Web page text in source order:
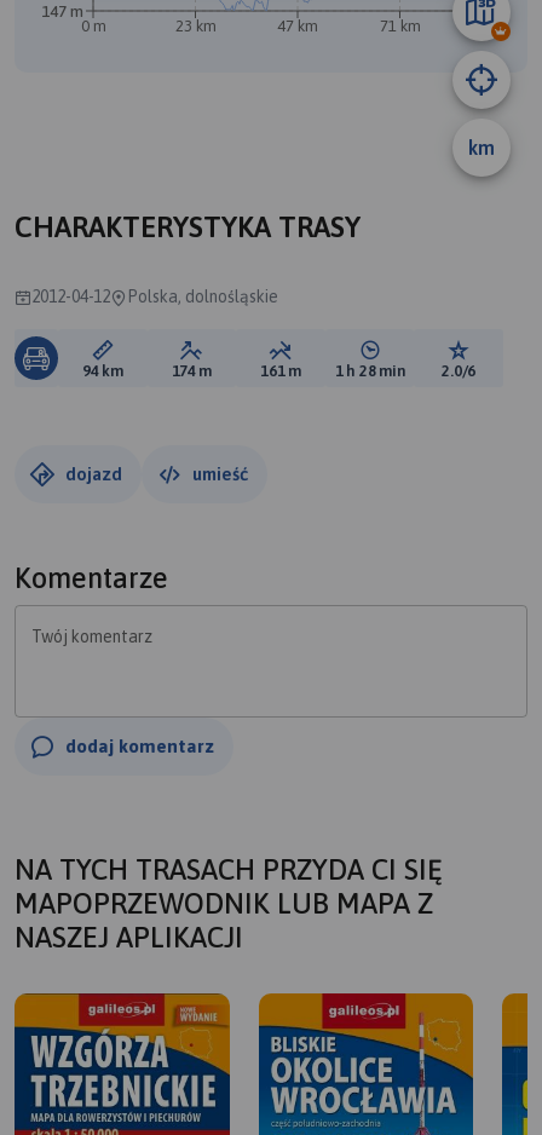
km
0 m 23 km 47 km 71 km 94 km
147 m
CHARAKTERYSTYKA TRASY
2012-04-12 Polska, dolnośląskie
Długość trasy:
94 km Suma przewyższeń:
174 m Suma spadków:
161 m Średni czas potrzebny
1 h 28 min Ocena
2.0/6
dojazd umieść
Komentarze
Twój komentarz
dodaj komentarz
NA TYCH TRASACH PRZYDA CI SIĘ
MAPOPRZEWODNIK LUB MAPA Z
NASZEJ APLIKACJI